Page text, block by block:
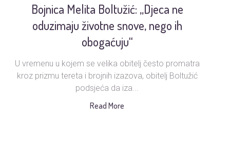
Bojnica Melita Boltužić: „Djeca ne
oduzimaju životne snove, nego ih
obogaćuju“
U vremenu u kojem se velika obitelj često promatra
kroz prizmu tereta i brojnih izazova, obitelj Boltužić
podsjeća da iza...
Read More